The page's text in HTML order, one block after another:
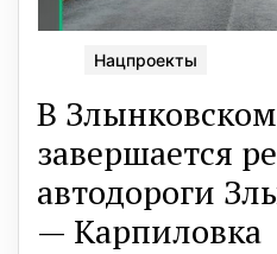
Нацпроекты
В
завершается
автодороги
— Карпиловка